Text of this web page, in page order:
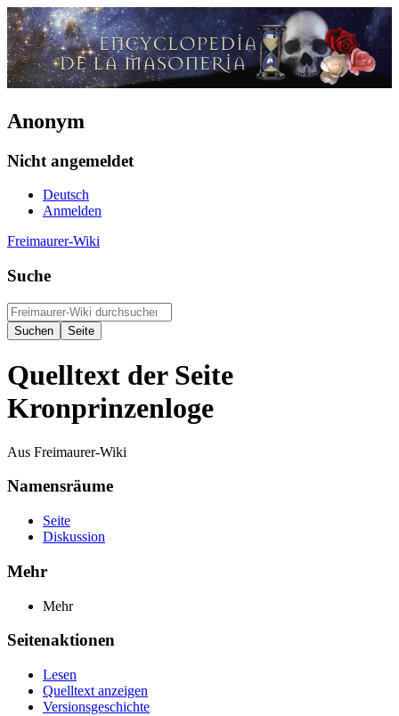
Anonym
Nicht angemeldet
Deutsch
Anmelden
Freimaurer-Wiki
Suche
Quelltext der Seite
Kronprinzenloge
Aus Freimaurer-Wiki
Namensräume
Seite
Diskussion
Mehr
Mehr
Seitenaktionen
Lesen
Quelltext anzeigen
Versionsgeschichte